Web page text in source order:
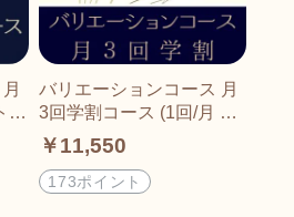
払
)
バリエーションコース 月
3回学割コース (1回/月 50
分/回)
￥11,550
173ポイント